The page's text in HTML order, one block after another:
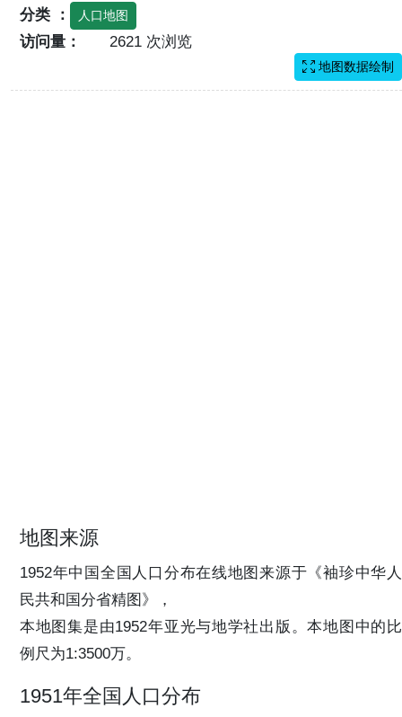
分类 ：
人口地图
访问量： 2621 次浏览
地图数据绘制
地图来源
1952年中国全国人口分布在线地图来源于《袖珍中华人
民共和国分省精图》，
本地图集是由1952年亚光与地学社出版。本地图中的比
例尺为1:3500万。
1951年全国人口分布